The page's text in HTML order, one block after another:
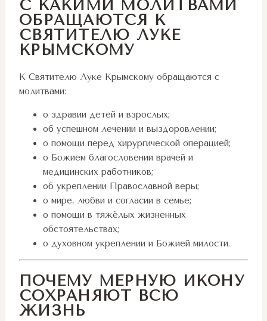
С КАКИМИ МОЛИТВАМИ
ОБРАЩАЮТСЯ К
СВЯТИТЕЛЮ ЛУКЕ
КРЫМСКОМУ
К Святителю Луке Крымскому обращаются с
молитвами:
о здравии детей и взрослых;
об успешном лечении и выздоровлении;
о помощи перед хирургической операцией;
о Божием благословении врачей и
медицинских работников;
об укреплении Православной веры;
о мире, любви и согласии в семье;
о помощи в тяжёлых жизненных
обстоятельствах;
о духовном укреплении и Божией милости.
ПОЧЕМУ МЕРНУЮ ИКОНУ
СОХРАНЯЮТ ВСЮ
ЖИЗНЬ